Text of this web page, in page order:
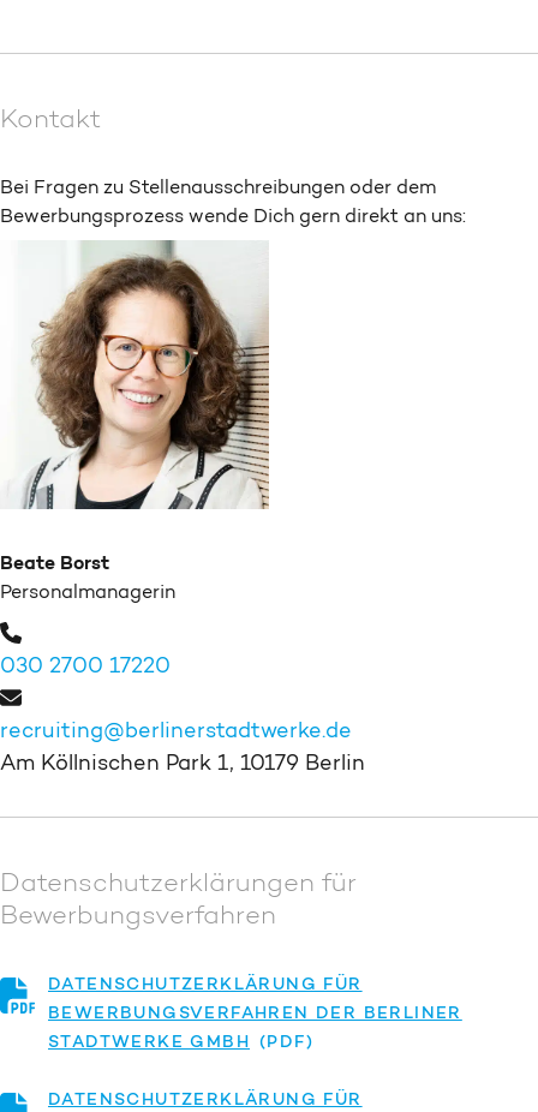
Kontakt
Bei Fragen zu Stellenausschreibungen oder dem
Bewerbungsprozess wende Dich gern direkt an uns:
Beate Borst
Personalmanagerin
030 2700 17220
recruiting@berlinerstadtwerke.de
Am Köllnischen Park 1, 10179 Berlin
Datenschutzerklärungen für
Bewerbungsverfahren
DATENSCHUTZERKLÄRUNG FÜR
BEWERBUNGSVERFAHREN DER BERLINER
STADTWERKE GMBH
DATENSCHUTZERKLÄRUNG FÜR